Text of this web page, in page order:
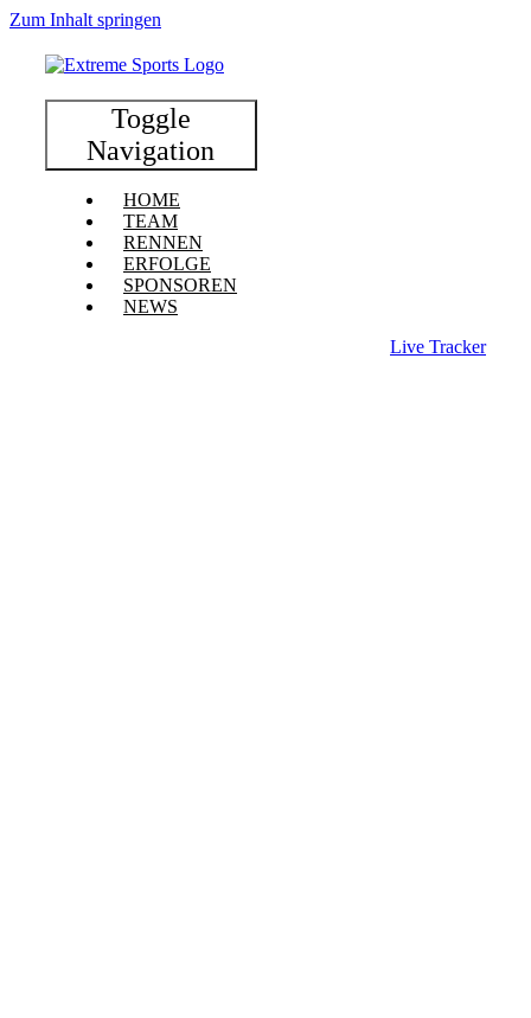
Zum Inhalt springen
Toggle
Navigation
HOME
TEAM
RENNEN
ERFOLGE
SPONSOREN
NEWS
Live Tracker